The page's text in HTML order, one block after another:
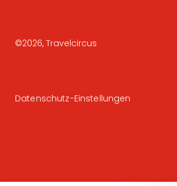
©2026, Travelcircus
Datenschutz-Einstellungen